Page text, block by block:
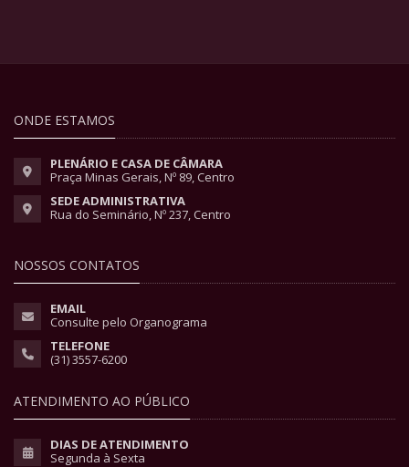
ONDE ESTAMOS
PLENÁRIO E CASA DE CÂMARA
Praça Minas Gerais, Nº 89, Centro
SEDE ADMINISTRATIVA
Rua do Seminário, Nº 237, Centro
NOSSOS CONTATOS
EMAIL
Consulte pelo Organograma
TELEFONE
(31) 3557-6200
ATENDIMENTO AO PÚBLICO
DIAS DE ATENDIMENTO
Segunda à Sexta